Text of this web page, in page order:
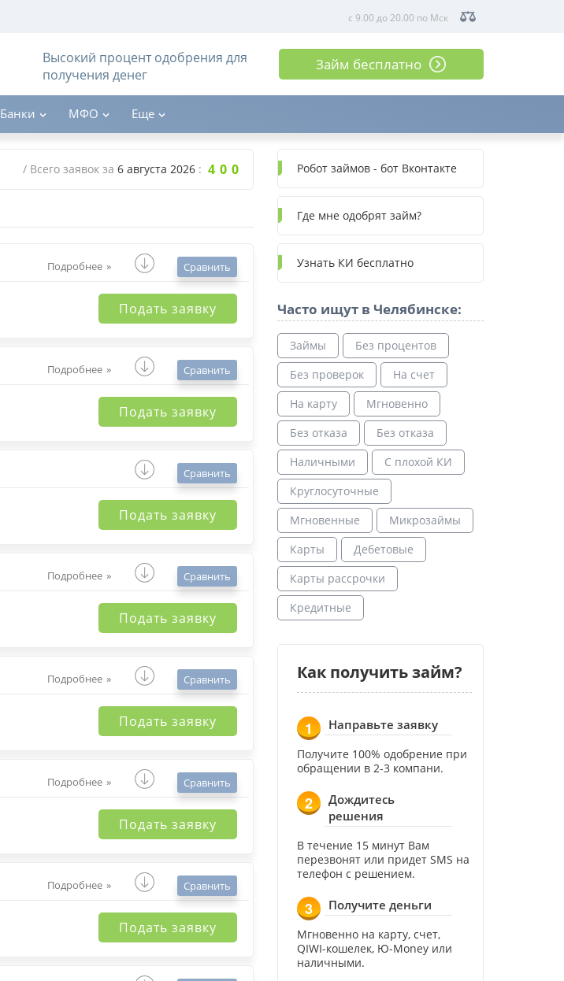
с 9.00 до 20.00 по Мск
Высокий процент одобрения для
получения денег
Займ бесплатно
Банки МФО Еще
/ Всего заявок за 6 августа 2026: 3
4
4 9
0
0 9
0
0
Подробнее Сравнить
Подать заявку
Подробнее Сравнить
Подать заявку
Сравнить
Подать заявку
Подробнее Сравнить
Подать заявку
Подробнее Сравнить
Подать заявку
Подробнее Сравнить
Подать заявку
Подробнее Сравнить
Подать заявку
Робот займов - бот Вконтакте
Где мне одобрят займ?
Узнать КИ бесплатно
Часто ищут в Челябинске:
Займы
Без процентов
Без проверок
На счет
На карту
Мгновенно
Без отказа
Без отказа
Наличными
С плохой КИ
Круглосуточные
Мгновенные
Микрозаймы
Карты
Дебетовые
Карты рассрочки
Кредитные
Как получить займ?
1 Направьте заявку
Получите 100% одобрение при
обращении в 2-3 компани.
2
Дождитесь
решения
В течение 15 минут Вам
перезвонят или придет SMS на
телефон с решением.
3 Получите деньги
Мгновенно на карту, счет,
QIWI-кошелек, Ю-Money или
наличными.